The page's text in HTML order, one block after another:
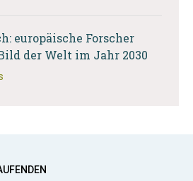
europäische Forscher
der Welt im Jahr 2030